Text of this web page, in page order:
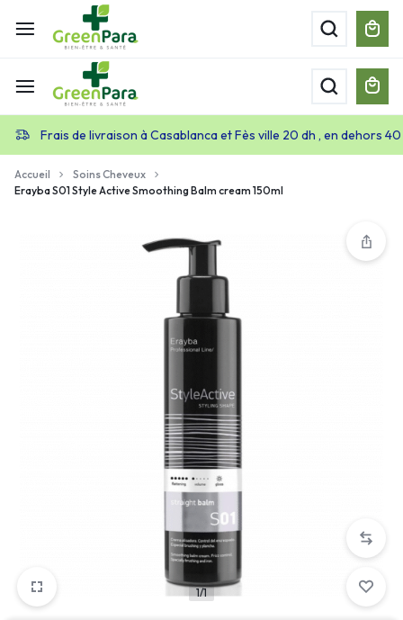
Frais de livraison à Casablanca et Fès ville 20 dh , en dehors
Accueil
Soins Cheveux
Erayba S01 Style Active Smoothing Balm cream 150ml
1/1